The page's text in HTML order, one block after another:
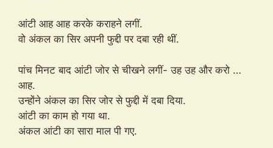
आंटी आह आह करके कराहने लगीं.
वो अंकल का सिर अपनी फुद्दी पर दबा रही थीं.
पांच मिनट बाद आंटी जोर से चीखने लगीं- उह उह और करो …
आह.
उन्होंने अंकल का सिर जोर से फुद्दी में दबा दिया.
आंटी का काम हो गया था.
अंकल आंटी का सारा माल पी गए.